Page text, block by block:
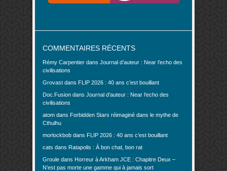
COMMENTAIRES RÉCENTS
Rémy Carpentier dans Journal d’auteur : Near l’echo des
civilisations
Grovast dans FLIP 2026 : 40 ans c’est bouillant
Doc.Fusion dans Journal d’auteur : Near l’echo des
civilisations
atom dans Forbidden Stars réimaginé dans le mythe de
Cthulhu
morlockbob dans FLIP 2026 : 40 ans c’est bouillant
cats dans Ratapolis : À bon chat, bon rat
Groule dans Horreur à Arkham JCE : Chapitre Deux –
N’est pas morte une gamme qui à jamais sort